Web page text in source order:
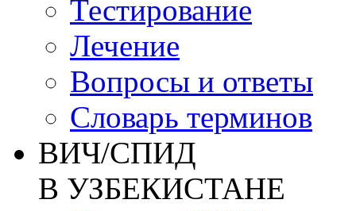
Тестирование
Лечение
Вопросы и ответы
Словарь терминов
ВИЧ/СПИД
В УЗБЕКИСТАНЕ